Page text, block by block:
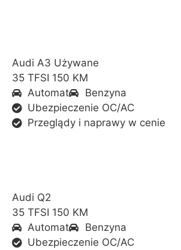
Audi A3 Używane
35 TFSI 150 KM
Automat
Benzyna
Ubezpieczenie OC/AC
Przeglądy i naprawy w cenie
Audi Q2
35 TFSI 150 KM
Automat
Benzyna
Ubezpieczenie OC/AC